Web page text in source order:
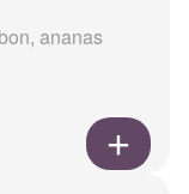
ananas